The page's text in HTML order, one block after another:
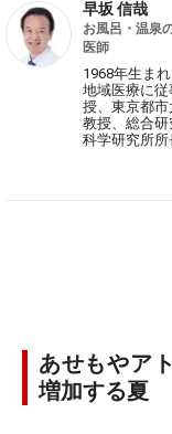
早坂 信哉
お風呂・温泉
医師
1968年生ま
地域医療に
授、東京都
教授、総合
科学研究所所
あせもやア
増加する夏